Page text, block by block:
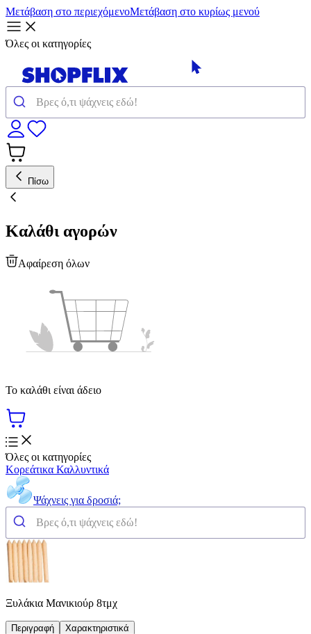
Μετάβαση στο περιεχόμενοΜετάβαση στο κυρίως μενού
Όλες οι κατηγορίες
Πίσω
Καλάθι αγορών
Αφαίρεση όλων
Το καλάθι είναι άδειο
Όλες οι κατηγορίες
Κορεάτικα Καλλυντικά
Ψάχνεις για δροσιά;
Ξυλάκια Μανικιούρ 8τμχ
Περιγραφή Χαρακτηριστικά